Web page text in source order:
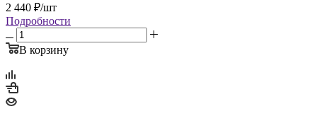
2 440 ₽/шт
Подробности
В корзину